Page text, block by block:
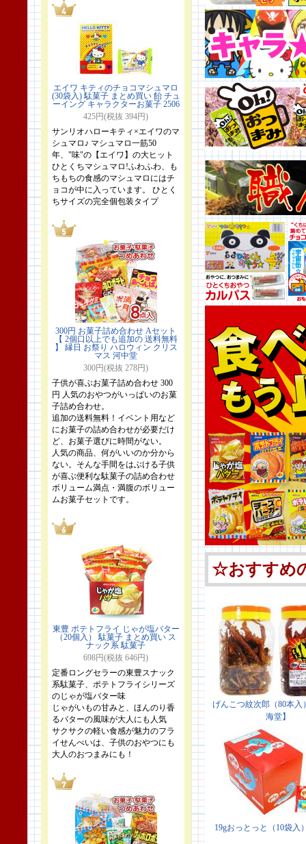
エイワ キティのチョコマシュマロ
(30袋入) 駄菓子 まとめ買い 飴 チュ
ーイング キャラクターお菓子 2506
425円(税抜 394円)
サンリオハローキティ×エイワのマ
シュマロ♪ マシュマロ一筋50
年、"味"の【エイワ】の大ヒット
ひとくちマシュマロ!ふわふわ、も
ちもちの食感のマシュマロにはチ
ョコが中に入っています。 ひとく
ちサイズの完全個包装タイプ
300円 お菓子詰め合わせ Aセット
【 2個口以上でも追加の 送料無料
】 縁日 お祭り ハロウィン クリス
マス 河中堂
300円(税抜 278円)
子供が喜ぶお菓子詰め合わせ 300
円 人気のおやつがいっぱいのお菓
子詰め合わせ。
追加の送料無料！イベント用など
にお菓子の詰め合わせが必要だけ
ど、お菓子選びに時間がない。
人気の商品、何がいいのか分から
ない。そんな手間をはぶける子供
が喜ぶ便利な駄菓子の詰め合わせ
ボリューム満点・満腹のボリュー
ムお菓子セットです。
東豊 ポテトフライ じゃが塩バター
（20個入） 駄菓子 まとめ買い ス
ナック系 駄菓子
698円(税抜 646円)
定番ロングセラーの東豊スナック
系駄菓子、ポテトフライシリーズ
のじゃが塩バター味
じゃがいもの甘みと、ほんのり香
るバターの風味が大人にも人気
サクサクの軽い食感が魅力のフラ
イせんべいは、子供のおやつにも
大人のおつまみにも！